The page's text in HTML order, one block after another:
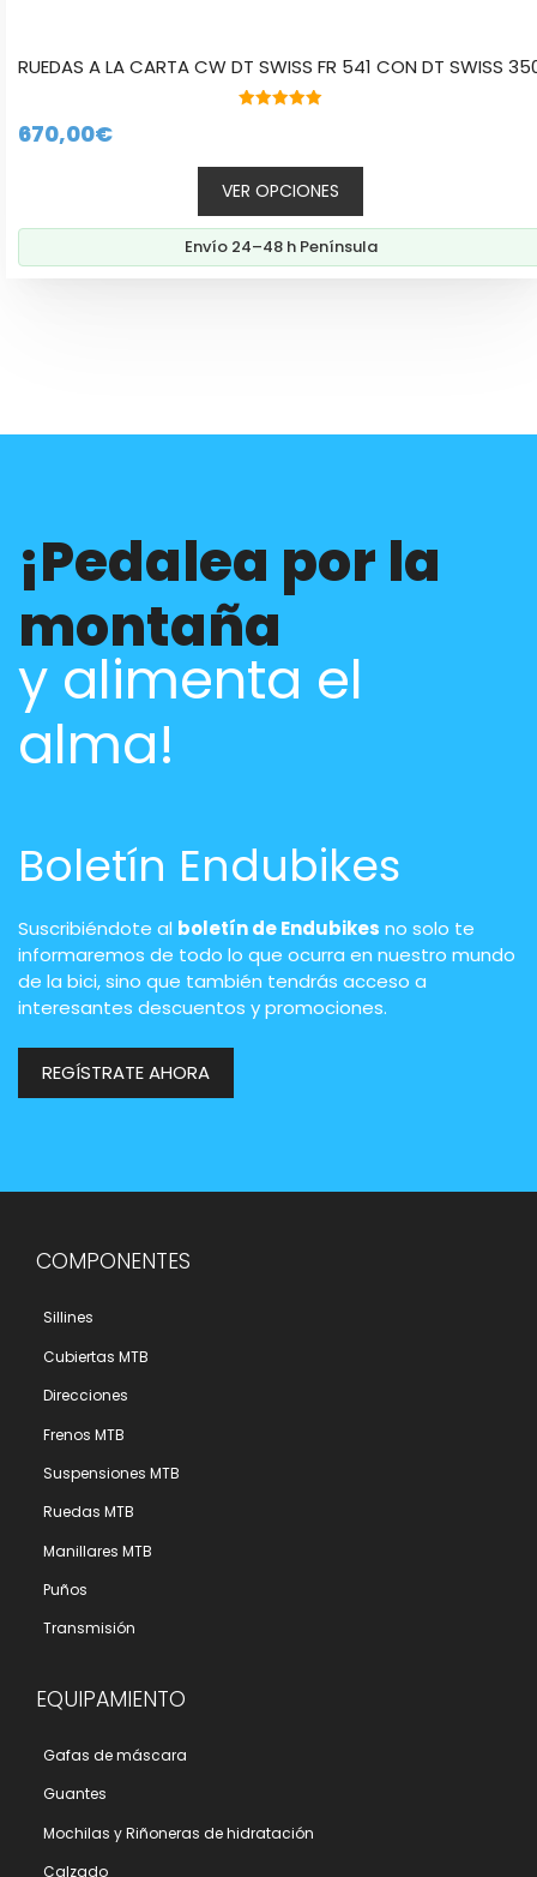
RUEDAS A LA CARTA CW DT SWISS FR 541 CON DT SWISS
670,00€
VER OPCIONES
Envío 24–48 h Península
¡Pedalea por la
montaña
y alimenta el
alma!
Boletín Endubikes
Suscribiéndote al boletín de Endubikes no solo te
informaremos de todo lo que ocurra en nuestro mundo
de la bici, sino que también tendrás acceso a
interesantes descuentos y promociones.
REGÍSTRATE AHORA
COMPONENTES
Sillines
Cubiertas MTB
Direcciones
Frenos MTB
Suspensiones MTB
Ruedas MTB
Manillares MTB
Puños
Transmisión
EQUIPAMIENTO
Gafas de máscara
Guantes
Mochilas y Riñoneras de hidratación
Calzado